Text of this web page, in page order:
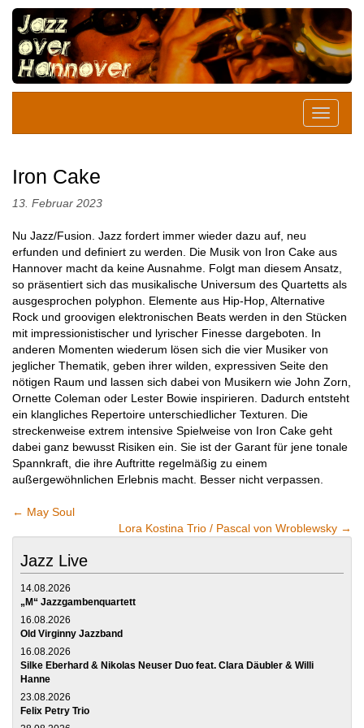
Iron Cake
13. Februar 2023
Nu Jazz/Fusion. Jazz fordert immer wieder dazu auf, neu
erfunden und definiert zu werden. Die Musik von Iron Cake aus
Hannover macht da keine Ausnahme. Folgt man diesem Ansatz,
so präsentiert sich das musikalische Universum des Quartetts als
ausgesprochen polyphon. Elemente aus Hip-Hop, Alternative
Rock und groovigen elektronischen Beats werden in den Stücken
mit impressionistischer und lyrischer Finesse dargeboten. In
anderen Momenten wiederum lösen sich die vier Musiker von
jeglicher Thematik, geben ihrer wilden, expressiven Seite den
nötigen Raum und lassen sich dabei von Musikern wie John Zorn,
Ornette Coleman oder Lester Bowie inspirieren. Dadurch entsteht
ein klangliches Repertoire unterschiedlicher Texturen. Die
streckenweise extrem intensive Spielweise von Iron Cake geht
dabei ganz bewusst Risiken ein. Sie ist der Garant für jene tonale
Spannkraft, die ihre Auftritte regelmäßig zu einem
außergewöhnlichen Erlebnis macht. Besser nicht verpassen.
← May Soul
Lora Kostina Trio / Pascal von Wroblewsky →
Jazz Live
14.08.2026
„M“ Jazzgambenquartett
16.08.2026
Old Virginny Jazzband
16.08.2026
Silke Eberhard & Nikolas Neuser Duo feat. Clara Däubler & Willi
Hanne
23.08.2026
Felix Petry Trio